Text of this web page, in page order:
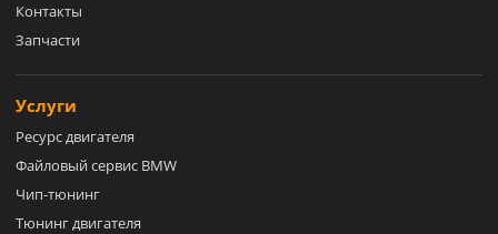
Контакты
Запчасти
Услуги
Ресурс двигателя
Файловый сервис BMW
Чип-тюнинг
Тюнинг двигателя